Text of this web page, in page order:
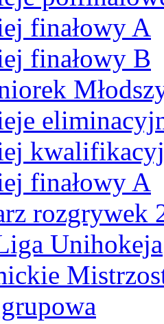
finałowy A
finałowy B
finałowy A
rozgrywek
Unihokeja